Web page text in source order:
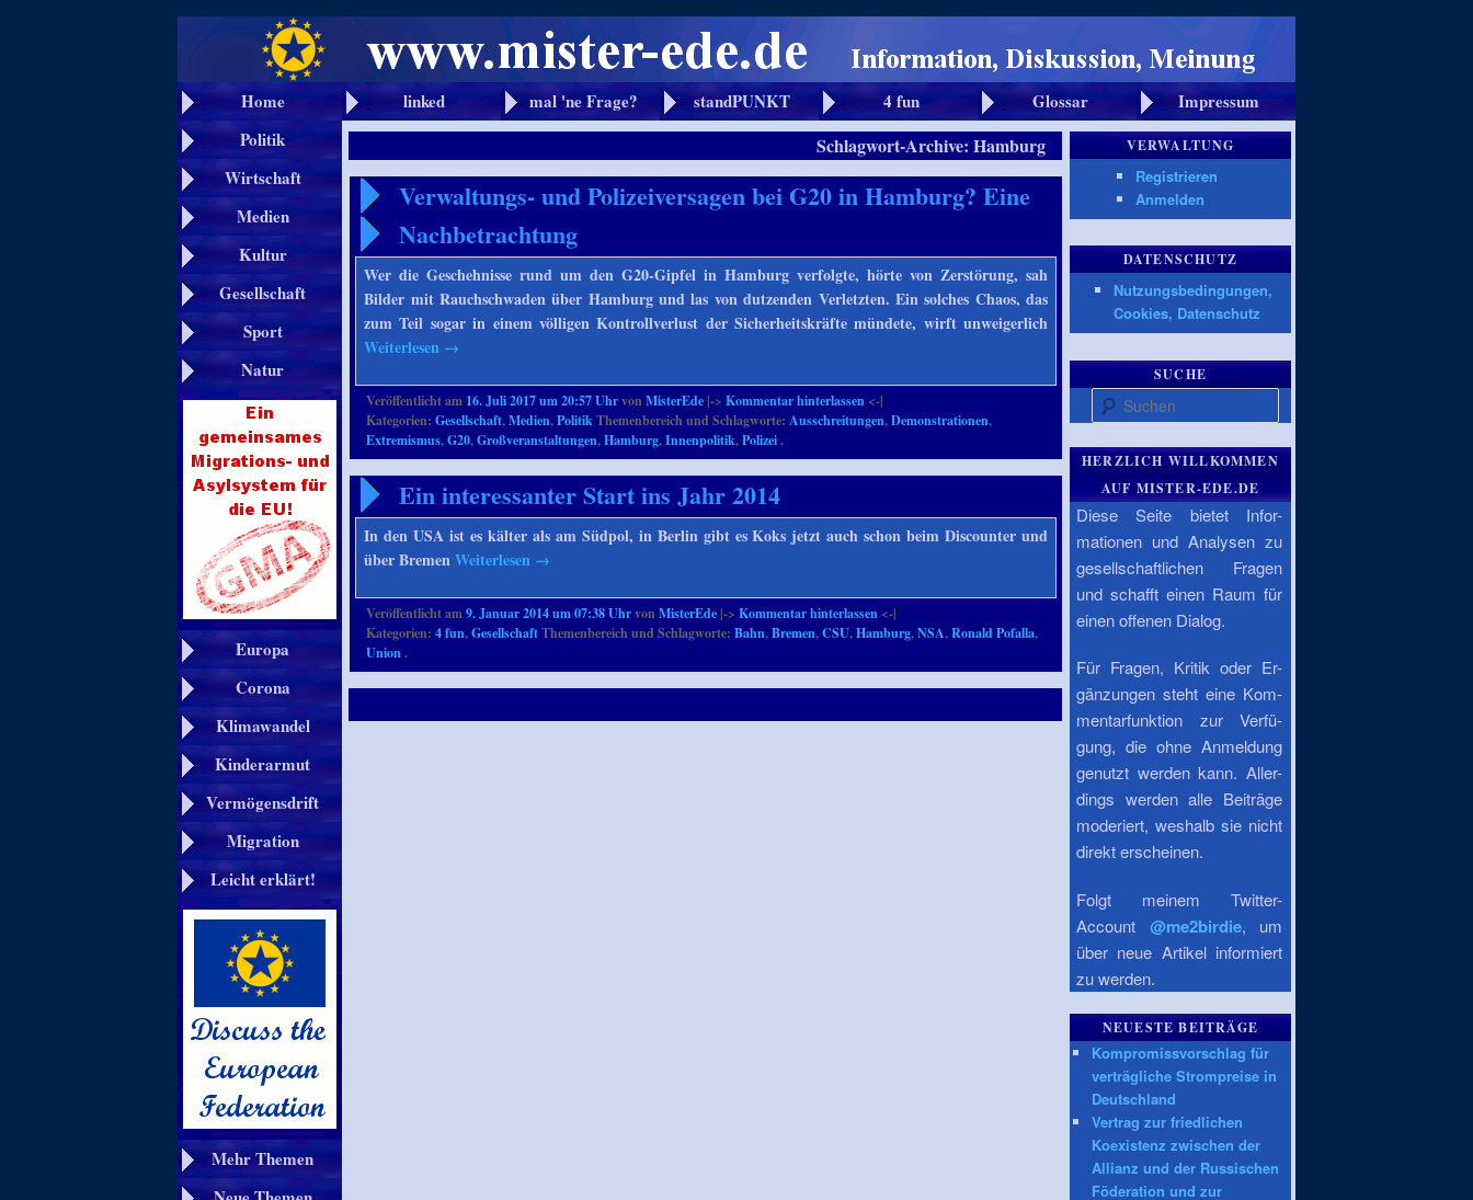
Home linked mal 'ne Frage? standPUNKT 4 fun Glossar
Impressum
Politik
Wirtschaft
Medien
Kultur
Gesellschaft
Sport
Natur
Europa
Corona
Klimawandel
Kinderarmut
Vermögensdrift
Migration
Leicht erklärt!
Mehr Themen
Schlagwort-Archive:Hamburg
Verwaltungs- und Polizeiversagen bei G20 in Hamburg? Eine
Nachbetrachtung
Wer die Geschehnisse rund um den G20-Gipfel in Hamburg verfolgte, hörte von Zerstörung, sah
Bilder mit Rauchschwaden über Hamburg und las von dutzenden Verletzten. Ein solches Chaos, das
zum Teil sogar in einem völligen Kontrollverlust der Sicherheitskräfte mündete, wirft unweigerlich
Weiterlesen →
Veröffentlicht am 16. Juli 2017 um 20:57 UhrvonMisterEde |->Kommentar hinterlassen <-|
Kategorien:Gesellschaft,Medien,PolitikThemenbereich und Schlagworte:Ausschreitungen,Demonstrationen,
Extremismus,G20,Großveranstaltungen,Hamburg,Innenpolitik,Polizei.
Ein interessanter Start ins Jahr 2014
In den USA ist es kälter als am Südpol, in Berlin gibt es Koks jetzt auch schon beim Discounter und
über BremenWeiterlesen →
Veröffentlicht am9. Januar 2014 um 07:38 UhrvonMisterEde |->Kommentar hinterlassen <-|
Kategorien:4 fun,GesellschaftThemenbereich und Schlagworte:Bahn,Bremen,CSU,Hamburg,NSA,Ronald Pofalla,
Union.
VERWALTUNG
Registrieren
Anmelden
DATENSCHUTZ
Nutzungsbedingungen,
Cookies, Datenschutz
SUCHE
Suchen
HERZLICH WILLKOMMEN
AUF MISTER-EDE.DE
Diese Seite bietet Infor-
mationen und Analysen zu
gesellschaftlichen Fragen
und schafft einen Raum für
einen offenen Dialog.
Für Fragen, Kritik oder Er-
gänzungen steht eine Kom-
mentarfunktion zur Verfü-
gung, die ohne Anmeldung
genutzt werden kann. Aller-
dings werden alle Beiträge
moderiert, weshalb sie nicht
direkt erscheinen.
Folgt meinem Twitter-
Account @me2birdie, um
über neue Artikel informiert
zu werden.
NEUESTE BEITRÄGE
Kompromissvorschlag für
verträgliche Strompreise in
Deutschland
Vertrag zur friedlichen
Koexistenz zwischen der
Allianz und der Russischen
Föderation und zur